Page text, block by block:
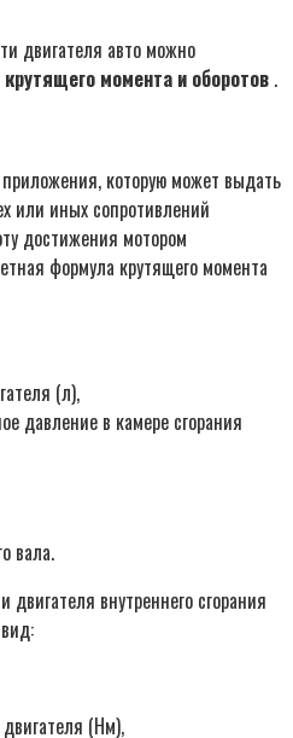
двигателя авто можно
момента и оборотов .
которую может выдать
или иных сопротивлений
достижения мотором
формула крутящего момента
(л),
давление в камере сгорания
вала.
внутреннего сгорания
(Нм),